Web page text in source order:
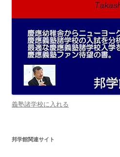
義塾諸学校に入れる
邦学館関連サイト